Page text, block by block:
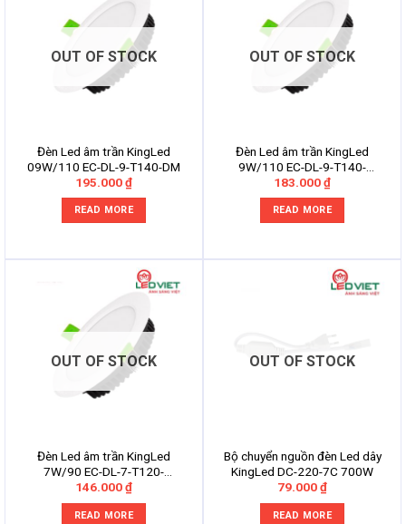
OUT OF STOCK
Đèn Led âm trần KingLed
09W/110 EC-DL-9-T140-DM
195.000₫
READ MORE
OUT OF STOCK
Đèn Led âm trần KingLed
9W/110 EC-DL-9-T140-
V/TT/V
183.000₫
READ MORE
OUT OF STOCK
Đèn Led âm trần KingLed
7W/90 EC-DL-7-T120-
V/TT/V
146.000₫
READ MORE
OUT OF STOCK
Bộ chuyển nguồn đèn Led dây
KingLed DC-220-7C 700W
79.000₫
READ MORE